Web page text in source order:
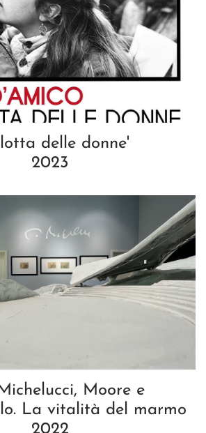
delle donne'
2023
Moore e
La vitalità del marmo
2022